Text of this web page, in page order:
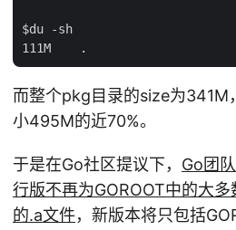
$du -sh
而整个pkg目录的size为341M
小495M的近70%。
于是在Go社区提议下， Go团
行版不再为GOROOT中的大
的.a文件，新版本将只包括